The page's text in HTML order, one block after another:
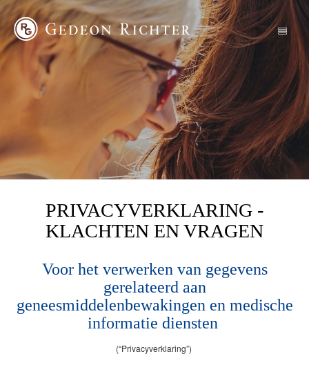
PRIVACYVERKLARING -
KLACHTEN EN VRAGEN
Voor het verwerken van gegevens
gerelateerd aan
geneesmiddelenbewakingen en medische
informatie diensten
(“Privacyverklaring”)